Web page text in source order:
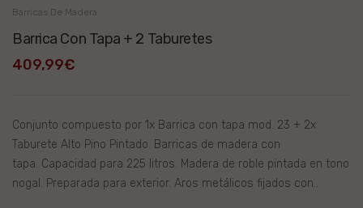
Barricas De Madera
Barrica Con Tapa + 2 Taburetes
409,99€
Conjunto compuesto por 1x Barrica con tapa mod. 23 + 2x
Taburete Alto Pino Pintado. Barricas de madera con
tapa. Capacidad para 225 litros. Madera de roble pintada en tono
nogal. Preparada para exterior. Aros metálicos fijados con..